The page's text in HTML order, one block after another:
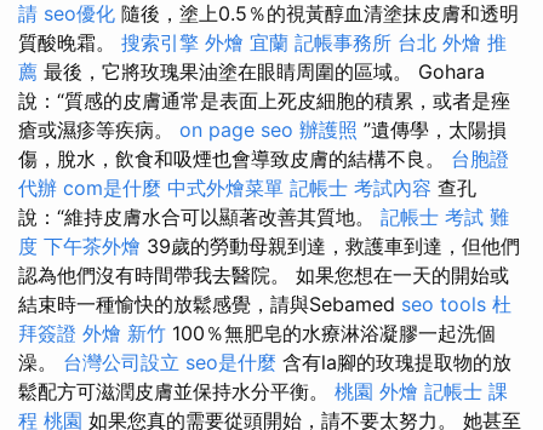
請 seo優化 隨後，塗上0.5％的視黃醇血清塗抹皮膚和透明
質酸晚霜。 搜索引擎 外燴 宜蘭 記帳事務所 台北 外燴 推
薦 最後，它將玫瑰果油塗在眼睛周圍的區域。 Gohara
說：“質感的皮膚通常是表面上死皮細胞的積累，或者是痤
瘡或濕疹等疾病。 on page seo 辦護照 ”遺傳學，太陽損
傷，脫水，飲食和吸煙也會導致皮膚的結構不良。 台胞證
代辦 com是什麼 中式外燴菜單 記帳士 考試內容 查孔
說：“維持皮膚水合可以顯著改善其質地。 記帳士 考試 難
度 下午茶外燴 39歲的勞動母親到達，救護車到達，但他們
認為他們沒有時間帶我去醫院。 如果您想在一天的開始或
結束時一種愉快的放鬆感覺，請與Sebamed seo tools 杜
拜簽證 外燴 新竹 100％無肥皂的水療淋浴凝膠一起洗個
澡。 台灣公司設立 seo是什麼 含有la腳的玫瑰提取物的放
鬆配方可滋潤皮膚並保持水分平衡。 桃園 外燴 記帳士 課
程 桃園 如果您真的需要從頭開始，請不要太努力。 她甚至